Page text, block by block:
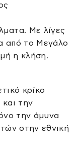
Με λίγες
από το Μεγάλο
η κλήση.
κρίκο
την
την άμυνα
στην εθνική